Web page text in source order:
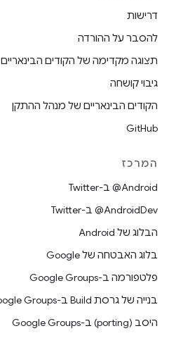
דרישות
להסבר על ההורדה
תצוגה מקדימה של הקודים הבינאריים
גיבוי קושחה
הקודים הבינאריים של מנהל ההתקן
GitHub
המרכז
‎@Android ב-Twitter
‎@AndroidDev ב-Twitter
הבלוג של Android
בלוג האבטחה של Google
פלטפורמה ב-Google Groups
בנייה של גרסת Build ב-Google Groups
היסב (porting) ב-Google Groups